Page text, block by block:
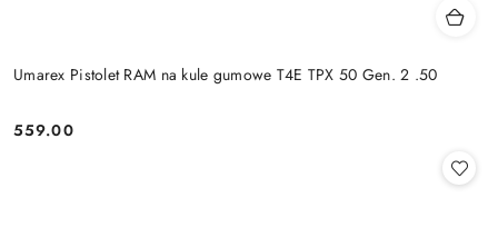
Umarex Pistolet RAM na kule gumowe T4E TPX 50 Gen. 2 .50
Cena:
559.00